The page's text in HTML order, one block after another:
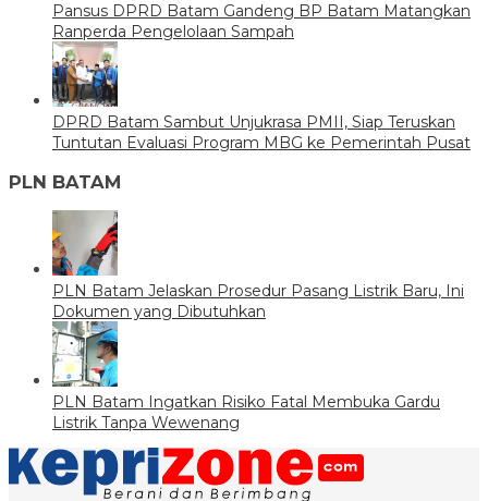
Pansus DPRD Batam Gandeng BP Batam Matangkan
Ranperda Pengelolaan Sampah
DPRD Batam Sambut Unjukrasa PMII, Siap Teruskan
Tuntutan Evaluasi Program MBG ke Pemerintah Pusat
PLN BATAM
PLN Batam Jelaskan Prosedur Pasang Listrik Baru, Ini
Dokumen yang Dibutuhkan
PLN Batam Ingatkan Risiko Fatal Membuka Gardu
Listrik Tanpa Wewenang